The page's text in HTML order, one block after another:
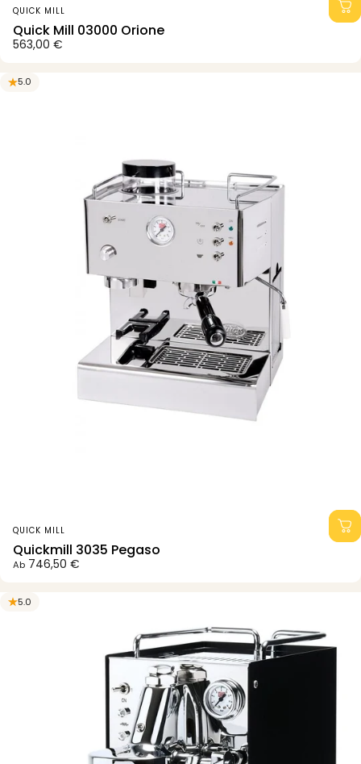
Anbieter:
QUICK MILL
Quick Mill 03000 Orione
563,00 €
5.0
Anbieter:
QUICK MILL
Quickmill 3035 Pegaso
Ab 746,50 €
5.0